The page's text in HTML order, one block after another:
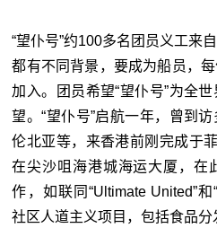
“望仆号”约100多名团员义工来
都有不同背景，要成为船员，
加入。团员希望“望仆号”为全
望。“望仆号”启航一年，曾到
伦北亚等，来香港前刚完成于
在尖沙咀海港城海运大厦，在
作，如联同“Ultimate United”
社区人道主义项目，包括食品分